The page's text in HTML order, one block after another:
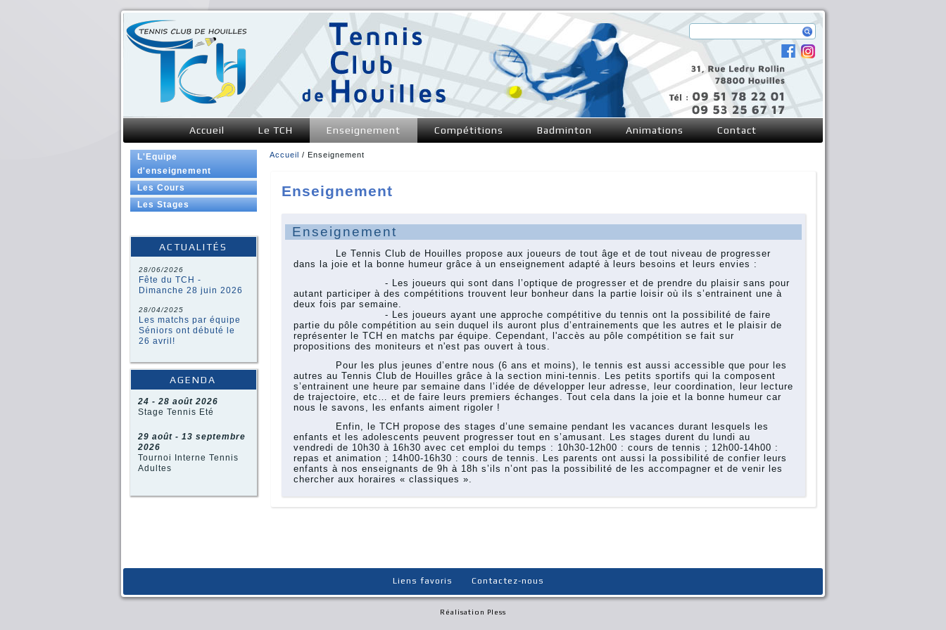
Accueil Le TCH Enseignement Compétitions Badminton Animations Contact
L'Equipe
d'enseignement
Les Cours
Les Stages
ACTUALITÉS
28/06/2026
Fête du TCH -
Dimanche 28 juin 2026
28/04/2025
Les matchs par équipe
Séniors ont débuté le
26 avril!
AGENDA
24 - 28 août 2026
Stage Tennis Eté
29 août - 13 septembre
2026
Tournoi Interne Tennis
Adultes
Accueil / Enseignement
Enseignement
Enseignement
Le Tennis Club de Houilles propose aux joueurs de tout âge et de tout niveau de progresser
dans la joie et la bonne humeur grâce à un enseignement adapté à leurs besoins et leurs envies :
- Les joueurs qui sont dans l’optique de progresser et de prendre du plaisir sans pour
autant participer à des compétitions trouvent leur bonheur dans la partie loisir où ils s’entrainent une à
deux fois par semaine.
- Les joueurs ayant une approche compétitive du tennis ont la possibilité de faire
partie du pôle compétition au sein duquel ils auront plus d’entrainements que les autres et le plaisir de
représenter le TCH en matchs par équipe. Cependant, l'accès au pôle compétition se fait sur
propositions des moniteurs et n'est pas ouvert à tous.
Pour les plus jeunes d’entre nous (6 ans et moins), le tennis est aussi accessible que pour les
autres au Tennis Club de Houilles grâce à la section mini-tennis. Les petits sportifs qui la composent
s’entrainent une heure par semaine dans l’idée de développer leur adresse, leur coordination, leur lecture
de trajectoire, etc… et de faire leurs premiers échanges. Tout cela dans la joie et la bonne humeur car
nous le savons, les enfants aiment rigoler !
Enfin, le TCH propose des stages d’une semaine pendant les vacances durant lesquels les
enfants et les adolescents peuvent progresser tout en s’amusant. Les stages durent du lundi au
vendredi de 10h30 à 16h30 avec cet emploi du temps : 10h30-12h00 : cours de tennis ; 12h00-14h00 :
repas et animation ; 14h00-16h30 : cours de tennis. Les parents ont aussi la possibilité de confier leurs
enfants à nos enseignants de 9h à 18h s’ils n’ont pas la possibilité de les accompagner et de venir les
chercher aux horaires « classiques ».
Liens favoris Contactez-nous
Réalisation Pless